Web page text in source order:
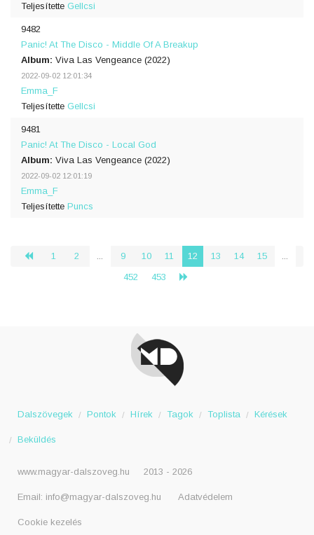
Teljesítette Gellcsi
9482
Panic! At The Disco - Middle Of A Breakup
Album: Viva Las Vengeance (2022)
2022-09-02 12:01:34
Emma_F
Teljesítette Gellcsi
9481
Panic! At The Disco - Local God
Album: Viva Las Vengeance (2022)
2022-09-02 12:01:19
Emma_F
Teljesítette Puncs
‹ 1 2 ... 9 10 11 12 13 14 15
...
452
453
Dalszövegek Pontok Hírek Tagok Toplista Kérések
Beküldés
www.magyar-dalszoveg.hu 2013 - 2026
Email: info@magyar-dalszoveg.hu Adatvédelem
Cookie kezelés